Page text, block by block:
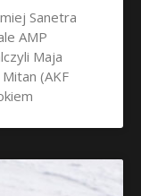
Sanetra
AMP
Maja
(AKF